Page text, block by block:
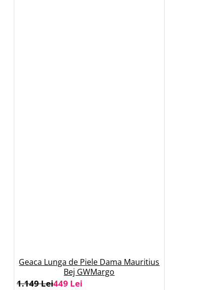
Geaca Lunga de Piele Dama Mauritius
Bej GWMargo
449 Lei
1.149 Lei